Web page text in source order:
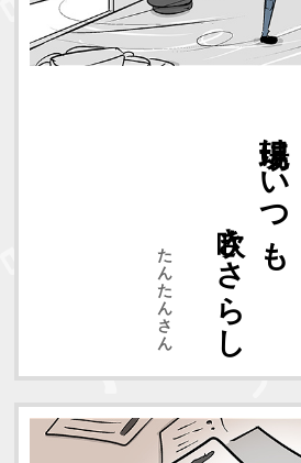
現場はいつも
吹きさらし
たんたんさん